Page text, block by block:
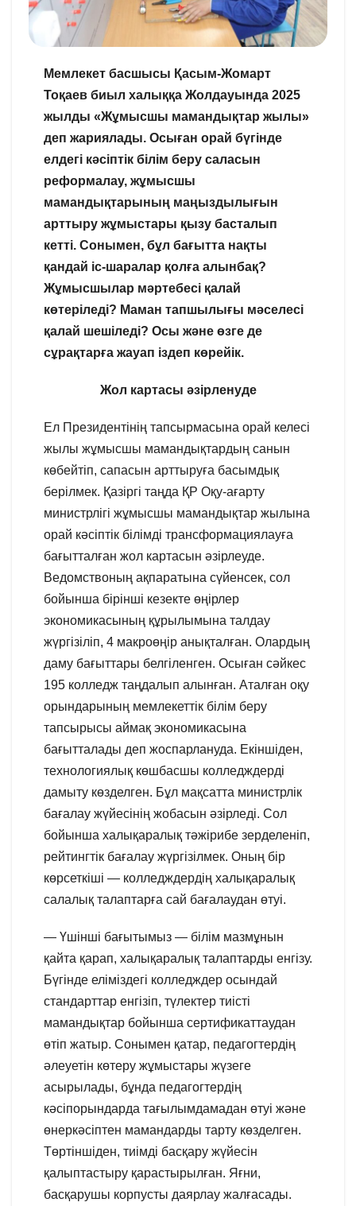
Мемлекет басшысы Қасым-Жомарт
Тоқаев биыл халыққа Жолдауында 2025
жылды «Жұмысшы мамандықтар жылы»
деп жариялады. Осыған орай бүгінде
елдегі кәсіптік білім беру саласын
реформалау, жұмысшы
мамандықтарының маңыздылығын
арттыру жұмыстары қызу басталып
кетті. Сонымен, бұл бағытта нақты
қандай іс-шаралар қолға алынбақ?
Жұмысшылар мәртебесі қалай
көтеріледі? Маман тапшылығы мәселесі
қалай шешіледі? Осы және өзге де
сұрақтарға жауап іздеп көрейік.
Жол картасы әзірленуде
Ел Президентінің тапсырмасына орай келесі
жылы жұмысшы мамандықтардың санын
көбейтіп, сапасын арттыруға басымдық
берілмек. Қазіргі таңда ҚР Оқу-ағарту
министрлігі жұмысшы мамандықтар жылына
орай кәсіптік білімді трансформациялауға
бағытталған жол картасын әзірлеуде.
Ведомствоның ақпаратына сүйенсек, сол
бойынша бірінші кезекте өңірлер
экономикасының құрылымына талдау
жүргізіліп, 4 макроөңір анықталған. Олардың
даму бағыттары белгіленген. Осыған сәйкес
195 колледж таңдалып алынған. Аталған оқу
орындарының мемлекеттік білім беру
тапсырысы аймақ экономикасына
бағытталады деп жоспарлануда. Екіншіден,
технологиялық көшбасшы колледждерді
дамыту көзделген. Бұл мақсатта министрлік
бағалау жүйесінің жобасын әзірледі. Сол
бойынша халықаралық тәжірибе зерделеніп,
рейтингтік бағалау жүргізілмек. Оның бір
көрсеткіші — колледждердің халықаралық
салалық талаптарға сай бағалаудан өтуі.
— Үшінші бағытымыз — білім мазмұнын
қайта қарап, халықаралық талаптарды енгізу.
Бүгінде еліміздегі колледждер осындай
стандарттар енгізіп, түлектер тиісті
мамандықтар бойынша сертификаттаудан
өтіп жатыр. Сонымен қатар, педагогтердің
әлеуетін көтеру жұмыстары жүзеге
асырылады, бұнда педагогтердің
кәсіпорындарда тағылымдамадан өтуі және
өнеркәсіптен мамандарды тарту көзделген.
Төртіншіден, тиімді басқару жүйесін
қалыптастыру қарастырылған. Яғни,
басқарушы корпусты даярлау жалғасады.